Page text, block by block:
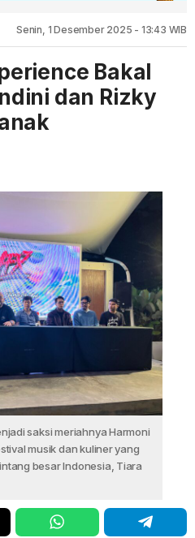
Senin, 1 Desember 2025 - 13:43 WIB
Bakal
dan Rizky
saksi meriahnya Harmoni
musik dan kuliner yang
besar Indonesia, Tiara